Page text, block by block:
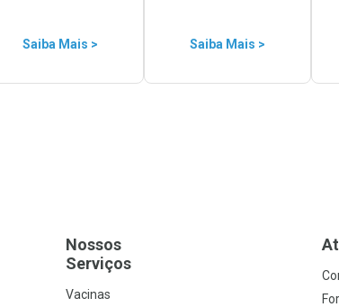
Saiba Mais > Saiba Mais >
Nossos
Serviços
Vacinas